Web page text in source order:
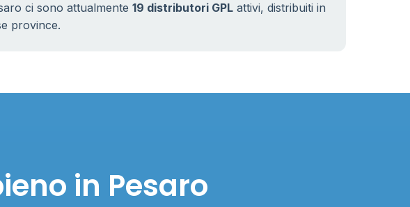
ci sono attualmente 19 distributori GPL attivi, distribuiti in
province.
in Pesaro